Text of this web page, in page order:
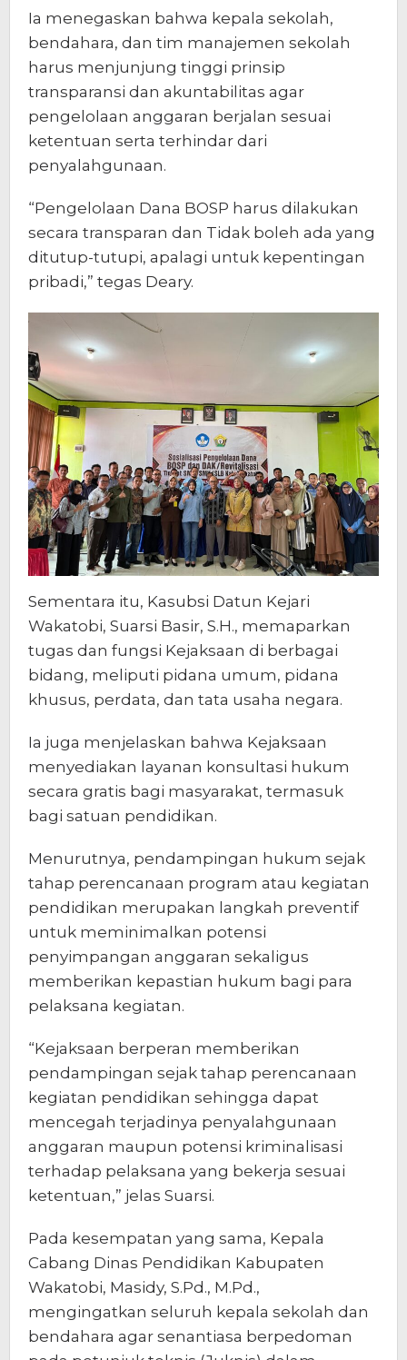
Ia menegaskan bahwa kepala sekolah,
bendahara, dan tim manajemen sekolah
harus menjunjung tinggi prinsip
transparansi dan akuntabilitas agar
pengelolaan anggaran berjalan sesuai
ketentuan serta terhindar dari
penyalahgunaan.
“Pengelolaan Dana BOSP harus dilakukan
secara transparan dan Tidak boleh ada yang
ditutup-tutupi, apalagi untuk kepentingan
pribadi,” tegas Deary.
Sementara itu, Kasubsi Datun Kejari
Wakatobi, Suarsi Basir, S.H., memaparkan
tugas dan fungsi Kejaksaan di berbagai
bidang, meliputi pidana umum, pidana
khusus, perdata, dan tata usaha negara.
Ia juga menjelaskan bahwa Kejaksaan
menyediakan layanan konsultasi hukum
secara gratis bagi masyarakat, termasuk
bagi satuan pendidikan.
Menurutnya, pendampingan hukum sejak
tahap perencanaan program atau kegiatan
pendidikan merupakan langkah preventif
untuk meminimalkan potensi
penyimpangan anggaran sekaligus
memberikan kepastian hukum bagi para
pelaksana kegiatan.
“Kejaksaan berperan memberikan
pendampingan sejak tahap perencanaan
kegiatan pendidikan sehingga dapat
mencegah terjadinya penyalahgunaan
anggaran maupun potensi kriminalisasi
terhadap pelaksana yang bekerja sesuai
ketentuan,” jelas Suarsi.
Pada kesempatan yang sama, Kepala
Cabang Dinas Pendidikan Kabupaten
Wakatobi, Masidy, S.Pd., M.Pd.,
mengingatkan seluruh kepala sekolah dan
bendahara agar senantiasa berpedoman